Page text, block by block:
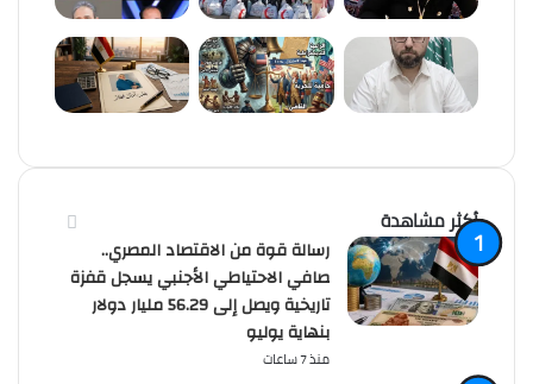
أكثر مشاهدة
رسالة قوة من الاقتصاد المصري..
صافي الاحتياطي الأجنبي يسجل قفزة
تاريخية ويصل إلى 56.29 مليار دولار
بنهاية يوليو
منذ 7 ساعات